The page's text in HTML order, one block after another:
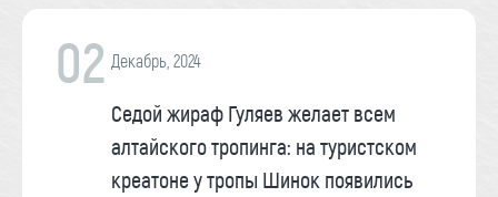
02 Декабрь, 2024
Седой жираф Гуляев желает всем
алтайского тропинга: на туристском
креатоне у тропы Шинок появились